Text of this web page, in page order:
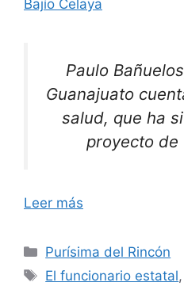
Bajío Celaya
Paulo
Guanajuato
salud, que ha
proyecto de
Leer más
Categorías
Purísima del Rincón
Etiquetas
El funcionario estatal,